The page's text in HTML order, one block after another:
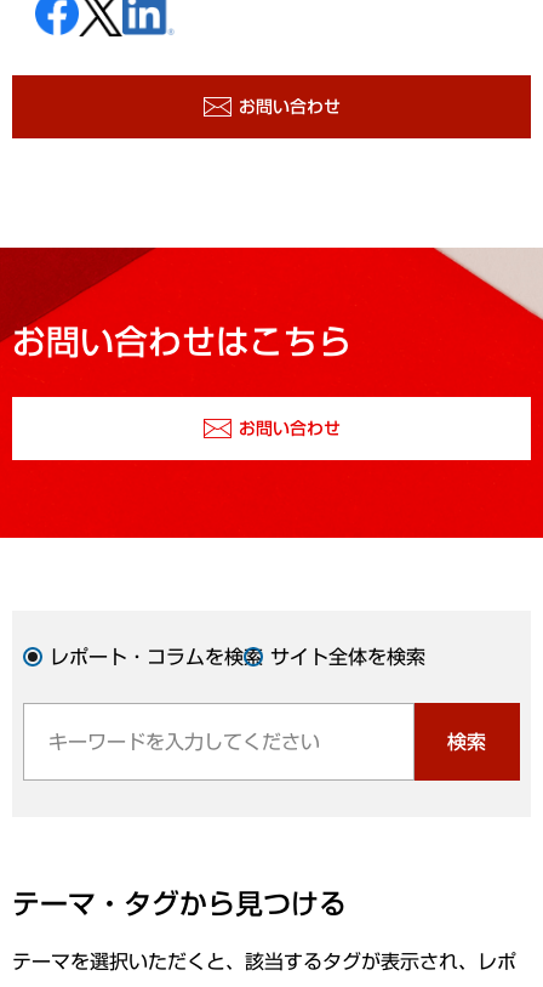
お問い合わせ
お問い合わせはこちら
お問い合わせ
レポート・コラムを検索 サイト全体を検索
検索
テーマ・タグから見つける
テーマを選択いただくと、該当するタグが表示され、レポ